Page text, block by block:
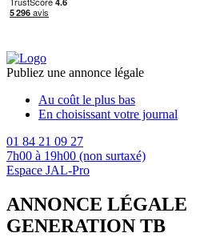
Publiez une annonce légale
Au coût le plus bas
En choisissant votre journal
01 84 21 09 27
7h00 à 19h00 (non surtaxé)
Espace JAL-Pro
ANNONCE LÉGALE
GENERATION TB